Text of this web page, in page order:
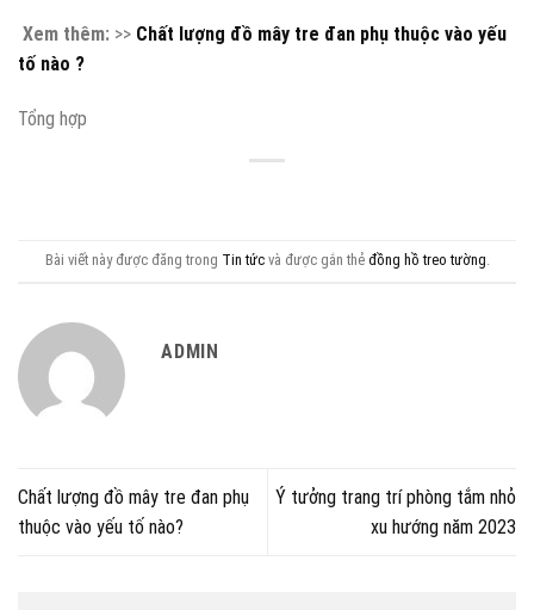
Xem thêm: >> Chất lượng đồ mây tre đan phụ thuộc vào yếu
tố nào ?
Tổng hợp
Bài viết này được đăng trong Tin tứcvà được gắn thẻ đồng hồ treo tường.
ADMIN
Chất lượng đồ mây tre đan phụ
thuộc vào yếu tố nào?
Ý tưởng trang trí phòng tắm nhỏ
xu hướng năm 2023